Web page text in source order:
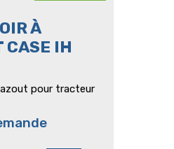
À
CASE IH
pour tracteur